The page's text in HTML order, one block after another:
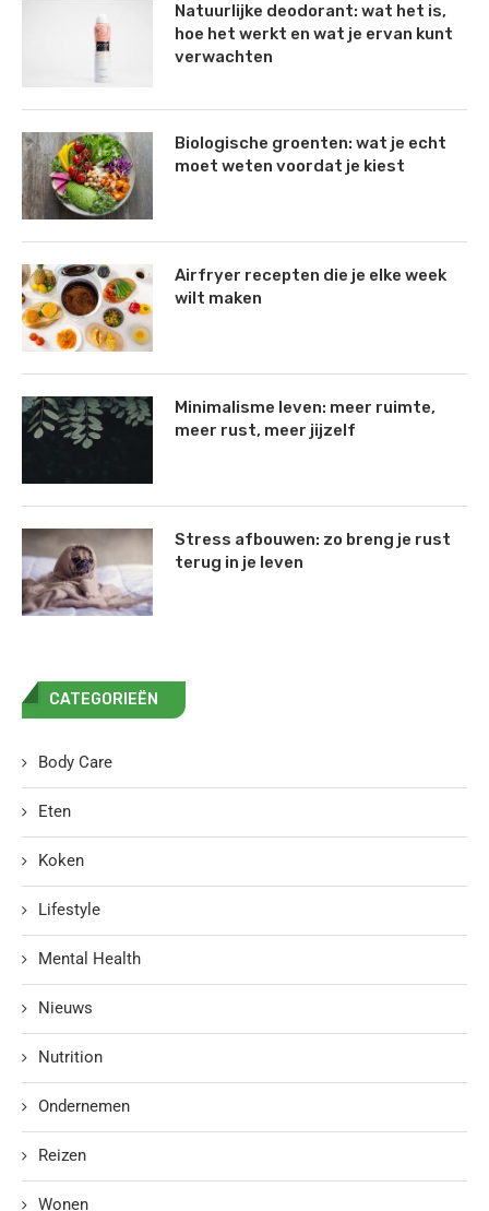
Natuurlijke deodorant: wat het is,
hoe het werkt en wat je ervan kunt
verwachten
Biologische groenten: wat je echt
moet weten voordat je kiest
Airfryer recepten die je elke week
wilt maken
Minimalisme leven: meer ruimte,
meer rust, meer jijzelf
Stress afbouwen: zo breng je rust
terug in je leven
CATEGORIEËN
Body Care
Eten
Koken
Lifestyle
Mental Health
Nieuws
Nutrition
Ondernemen
Reizen
Wonen